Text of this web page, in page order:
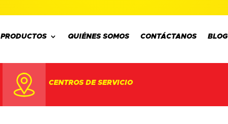
PRODUCTOS QUIÉNES SOMOS CONTÁCTANOS BLOG
CENTROS DE SERVICIO